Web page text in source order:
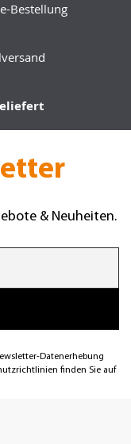
Bestellung
& Neuheiten.
Datenerhebung
finden Sie auf